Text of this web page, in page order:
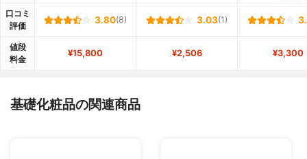
口コミ
評価
3.80(8) 3.03(1)
値段
料金
¥15,800 ¥2,506 ¥3,300
基礎化粧品の関連商品